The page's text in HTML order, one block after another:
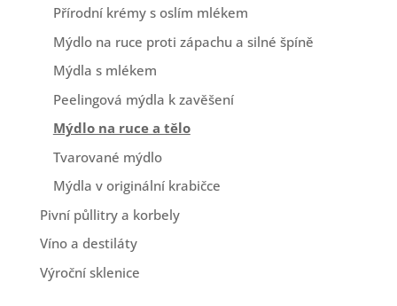
Přírodní krémy s oslím mlékem
Mýdlo na ruce proti zápachu a silné špíně
Mýdla s mlékem
Peelingová mýdla k zavěšení
Mýdlo na ruce a tělo
Tvarované mýdlo
Mýdla v originální krabičce
Pivní půllitry a korbely
Víno a destiláty
Výroční sklenice